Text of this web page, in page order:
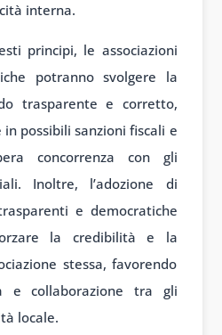
interna.
principi, le associazioni
potranno svolgere la
trasparente e corretto,
possibili sanzioni fiscali e
concorrenza con gli
Inoltre, l’adozione di
e democratiche
la credibilità e la
stessa, favorendo
e collaborazione tra gli
locale.